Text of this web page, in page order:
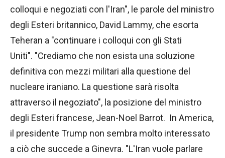
colloqui e negoziati con l'Iran", le parole del ministro
degli Esteri britannico, David Lammy, che esorta
Teheran a "continuare i colloqui con gli Stati
Uniti". "Crediamo che non esista una soluzione
definitiva con mezzi militari alla questione del
nucleare iraniano. La questione sarà risolta
attraverso il negoziato", la posizione del ministro
degli Esteri francese, Jean-Noel Barrot. In America,
il presidente Trump non sembra molto interessato
a ciò che succede a Ginevra. "L'Iran vuole parlare